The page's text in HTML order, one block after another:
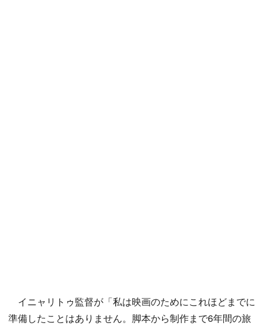
イニャリトゥ監督が「私は映画のためにこれほどまでに
準備したことはありません。脚本から制作まで6年間の旅